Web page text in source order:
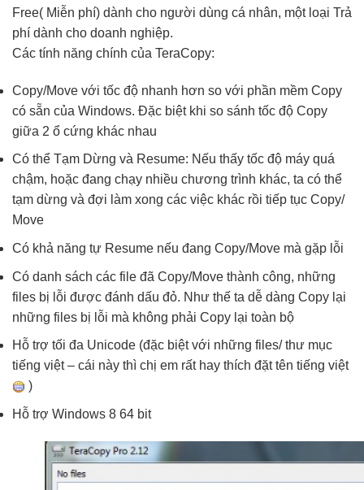
Free( Miễn phí) dành cho người dùng cá nhân, một loại Trả
phí dành cho doanh nghiệp.
Các tính năng chính của TeraCopy:
Copy/Move với tốc độ nhanh hơn so với phần mềm Copy
có sẵn của Windows. Đặc biệt khi so sánh tốc độ Copy
giữa 2 ổ cứng khác nhau
Có thể Tạm Dừng và Resume: Nếu thấy tốc độ máy quá
chậm, hoặc đang chạy nhiều chương trình khác, ta có thể
tạm dừng và đợi làm xong các việc khác rồi tiếp tục Copy/
Move
Có khả năng tự Resume nếu đang Copy/Move mà gặp lỗi
Có danh sách các file đã Copy/Move thành công, những
files bị lỗi được đánh dấu đỏ. Như thế ta dễ dàng Copy lại
những files bị lỗi mà không phải Copy lại toàn bộ
Hỗ trợ tối đa Unicode (đặc biệt với những files/ thư mục
tiếng việt – cái này thì chị em rất hay thích đặt tên tiếng việt
)
Hỗ trợ Windows 8 64 bit